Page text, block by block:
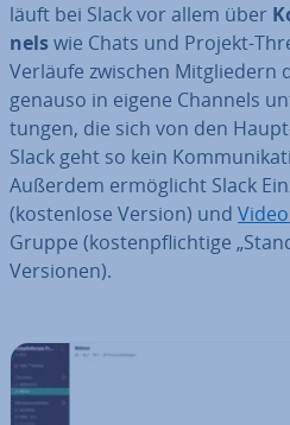
läuft bei Slack vor allem über
nelswie Chats und Projekt-
Verläufe zwischen Mit­glie­dern
genauso in eigene Channels
tun­gen, die sich von den
Slack geht so kein
Außerdem er­mög­licht Slack
(kos­ten­lo­se Version) und
Gruppe (kos­ten­pflich­ti­ge
Versionen).